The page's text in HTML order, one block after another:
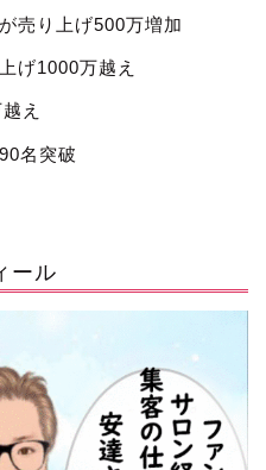
売り上げ500万増加
げ1000万越え
え
名突破
ール